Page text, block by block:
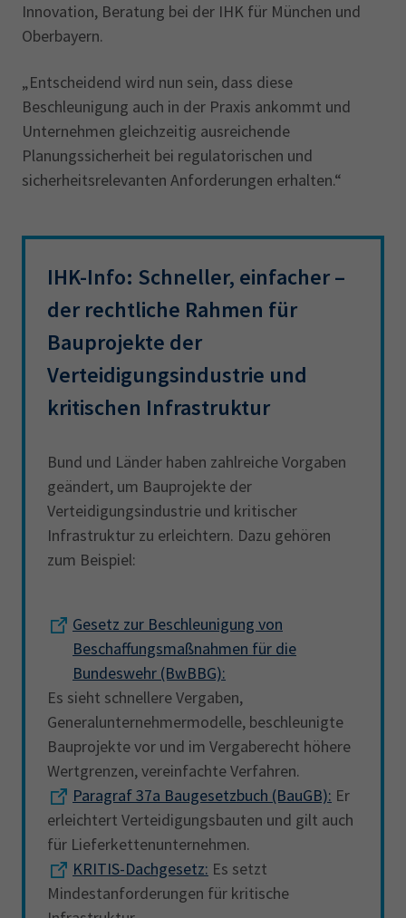
Innovation, Beratung bei der IHK für München und
Oberbayern.
„Entscheidend wird nun sein, dass diese
Beschleunigung auch in der Praxis ankommt und
Unternehmen gleichzeitig ausreichende
Planungssicherheit bei regulatorischen und
sicherheitsrelevanten Anforderungen erhalten.“
IHK-Info: Schneller, einfacher –
der rechtliche Rahmen für
Bauprojekte der
Verteidigungsindustrie und
kritischen Infrastruktur
Bund und Länder haben zahlreiche Vorgaben
geändert, um Bauprojekte der
Verteidigungsindustrie und kritischer
Infrastruktur zu erleichtern. Dazu gehören
zum Beispiel:
Gesetz zur Beschleunigung von
Beschaffungsmaßnahmen für die
Bundeswehr (BwBBG):
Es sieht schnellere Vergaben,
Generalunternehmermodelle, beschleunigte
Bauprojekte vor und im Vergaberecht höhere
Wertgrenzen, vereinfachte Verfahren.
Paragraf 37a Baugesetzbuch (BauGB): Er
erleichtert Verteidigungsbauten und gilt auch
für Lieferkettenunternehmen.
KRITIS-Dachgesetz: Es setzt
Mindestanforderungen für kritische